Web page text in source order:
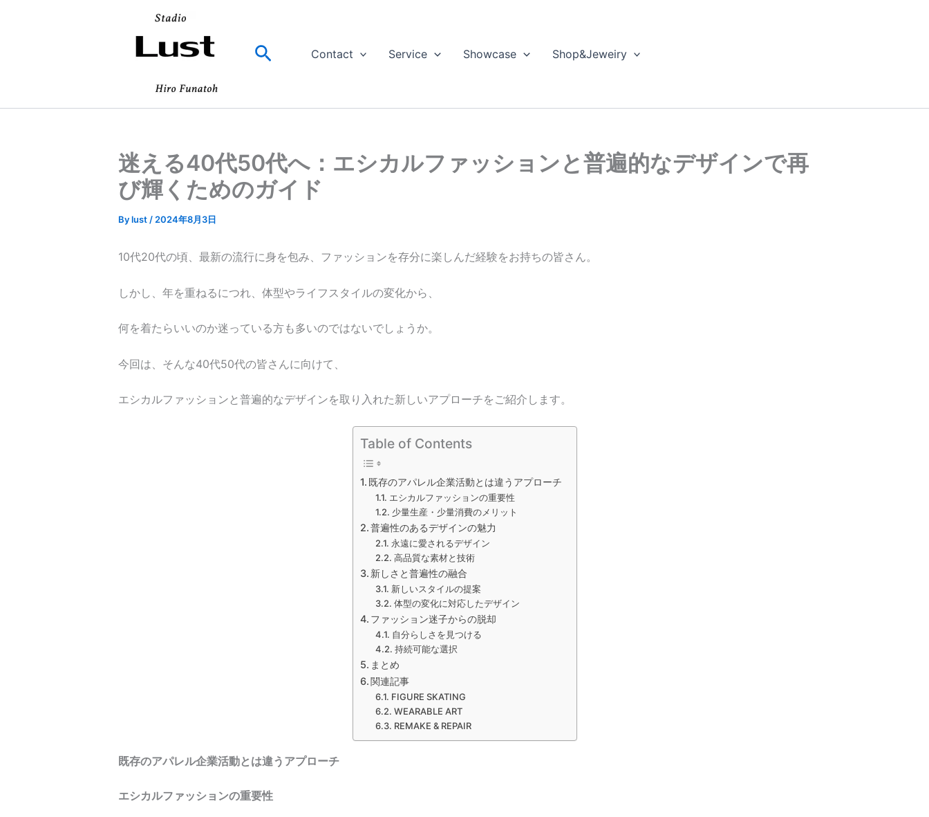
検
Contact Service Showcase Shop&Jeweiry
迷える40代50代へ：エシカルファッションと普遍的なデザインで再
び輝くためのガイド
Bylust / 2024年8月3日
10代20代の頃、最新の流行に身を包み、ファッションを存分に楽しんだ経験をお持ちの皆さん。
しかし、年を重ねるにつれ、体型やライフスタイルの変化から、
何を着たらいいのか迷っている方も多いのではないでしょうか。
今回は、そんな40代50代の皆さんに向けて、
エシカルファッションと普遍的なデザインを取り入れた新しいアプローチをご紹介します。
Table of Contents
既存のアパレル企業活動とは違うアプローチ
エシカルファッションの重要性
少量生産・少量消費のメリット
普遍性のあるデザインの魅力
永遠に愛されるデザイン
高品質な素材と技術
新しさと普遍性の融合
新しいスタイルの提案
体型の変化に対応したデザイン
ファッション迷子からの脱却
自分らしさを見つける
持続可能な選択
まとめ
関連記事
FIGURE SKATING
WEARABLE ART
REMAKE & REPAIR
既存のアパレル企業活動とは違うアプローチ
エシカルファッションの重要性